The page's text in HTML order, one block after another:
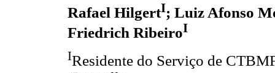
Rafael HilgertI; Luiz Afonso
Friedrich RibeiroI
IResidente do Serviço de